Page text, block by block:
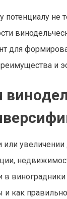
потенциалу
для
и
как